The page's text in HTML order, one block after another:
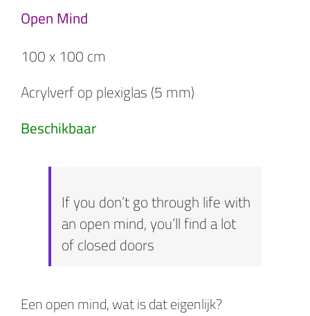
Open Mind
100 x 100 cm
Acrylverf op plexiglas (5 mm)
Beschikbaar
If you don’t go through life with
an open mind, you’ll find a lot
of closed doors
Een open mind, wat is dat eigenlijk?